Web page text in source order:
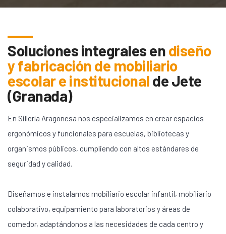
Soluciones integrales endiseño
y fabricación de mobiliario
escolar e institucionaldeJete
(Granada)
En Sillería Aragonesa nos especializamos en crear espacios
ergonómicos y funcionales para escuelas, bibliotecas y
organismos públicos, cumpliendo con altos estándares de
seguridad y calidad.
Diseñamos e instalamos mobiliario escolar infantil, mobiliario
colaborativo, equipamiento para laboratorios y áreas de
comedor, adaptándonos a las necesidades de cada centro y